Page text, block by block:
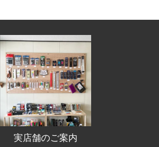
実店舗のご案内